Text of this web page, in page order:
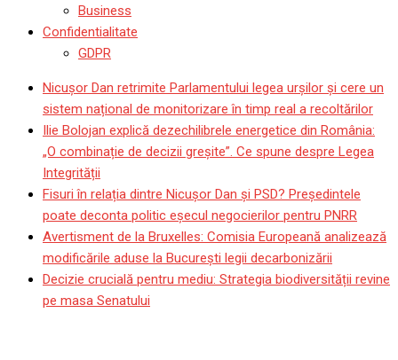
Business
Confidentialitate
GDPR
Nicușor Dan retrimite Parlamentului legea urșilor și cere un
sistem național de monitorizare în timp real a recoltărilor
Ilie Bolojan explică dezechilibrele energetice din România:
„O combinație de decizii greșite”. Ce spune despre Legea
Integrității
Fisuri în relația dintre Nicușor Dan și PSD? Președintele
poate deconta politic eșecul negocierilor pentru PNRR
Avertisment de la Bruxelles: Comisia Europeană analizează
modificările aduse la București legii decarbonizării
Decizie crucială pentru mediu: Strategia biodiversității revine
pe masa Senatului